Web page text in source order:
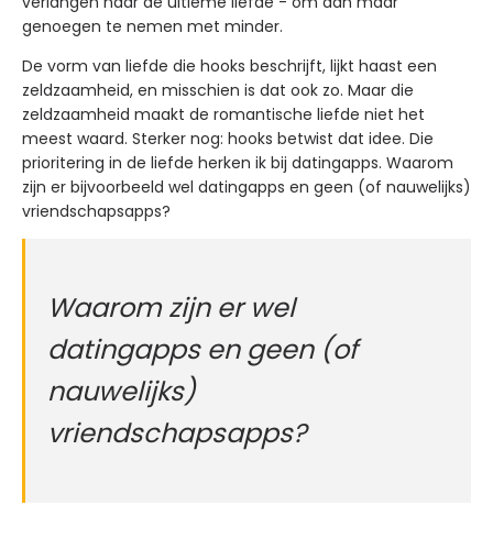
genoegen te nemen met minder.
De vorm van liefde die hooks beschrijft, lijkt haast een
zeldzaamheid, en misschien is dat ook zo. Maar die
zeldzaamheid maakt de romantische liefde niet het
meest waard. Sterker nog: hooks betwist dat idee. Die
prioritering in de liefde herken ik bij datingapps. Waarom
zijn er bijvoorbeeld wel datingapps en geen (of nauwelijks)
vriendschapsapps?
Waarom zijn er wel
datingapps en geen (of
nauwelijks)
vriendschapsapps?